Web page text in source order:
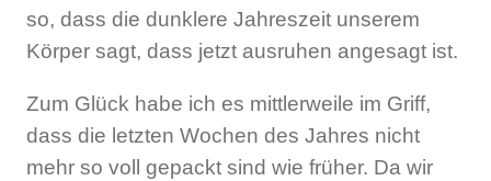
so, dass die dunklere Jahreszeit unserem
Körper sagt, dass jetzt ausruhen angesagt ist.
Zum Glück habe ich es mittlerweile im Griff,
dass die letzten Wochen des Jahres nicht
mehr so voll gepackt sind wie früher. Da wir